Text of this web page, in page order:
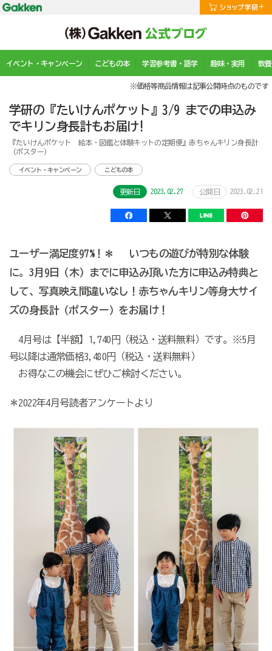
イベント・キャンペーン こどもの本 学習参考書・語学 趣味・実用 教
※価格等商品情報は記事公開時点のものです
学研の『たいけんポケット』3/9 までの申込み
でキリン身長計もお届け!
『たいけんポケット 絵本・図鑑と体験キットの定期便』赤ちゃんキリン身長計
（ポスター）
イベント・キャンペーン こどもの本
更新日 2023.02.27 公開日 2023.02.21
ユーザー満足度97%！＊ いつもの遊びが特別な体験
に。3月9日（木）までに申込み頂いた方に申込み特典と
して、写真映え間違いなし！赤ちゃんキリン等身大サイ
ズの身長計（ポスター）をお届け！
4月号は【半額】1,740円（税込・送料無料）です。※5月
号以降は通常価格3,480円（税込・送料無料）
お得なこの機会にぜひご検討ください。
＊2022年4月号読者アンケートより